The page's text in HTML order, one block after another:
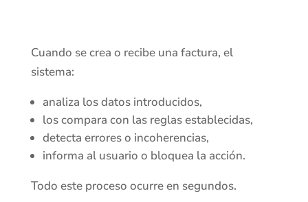
Cuando se crea o recibe una factura, el
sistema:
analiza los datos introducidos,
los compara con las reglas establecidas,
detecta errores o incoherencias,
informa al usuario o bloquea la acción.
Todo este proceso ocurre en segundos.